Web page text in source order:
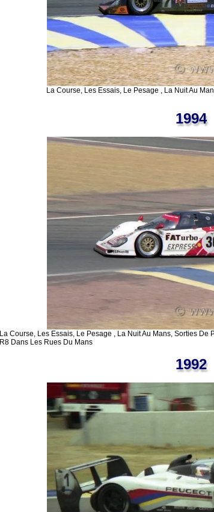
La Course, Les Essais, Le Pesage , La Nuit Au
1994
La Course, Les Essais, Le Pesage , La Nuit Au Mans, Sorties De
R8 Dans Les Rues Du Mans
1992